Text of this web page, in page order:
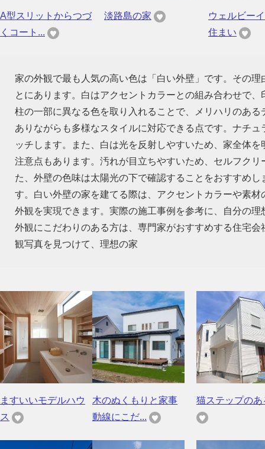
A型スリットからつづ
くコート...
淡路島の家
ウェルビー
住まい
家の外観で最も人気の高い色は「白い外壁」です。その
とにあります。白はアクセントカラーとの組み合わせで
柱の一部に異なる色を取り入れることで、メリハリのあ
ありながらも多様なスタイルに対応できる点です。ナチ
ッチします。また、白は光を反射しやすいため、家全体
注意点もあります。汚れが目立ちやすいため、セルフク
た、外壁の色味は太陽光の下で確認することをおすすめ
す。白い外壁の家を建てる際は、アクセントカラーや素
外観を実現できます。実際の施工事例を参考に、自分の
外観にこだわりのある方は、専門家がおすすめする住宅
観写真を見つけて、理想の家
ますいいモデルハウ
ス
木のぬくもりと家事
動線にこだ...
猫ステップのあ